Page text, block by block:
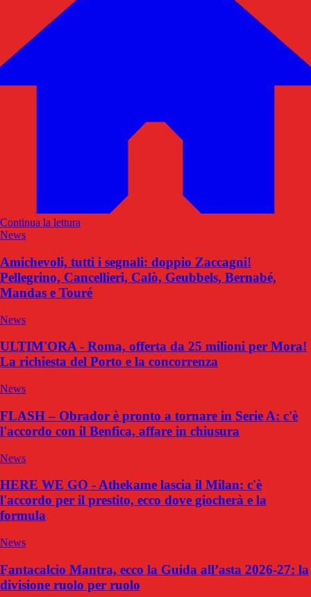
Continua la lettura
News
Amichevoli, tutti i segnali: doppio Zaccagni!
Pellegrino, Cancellieri, Calò, Geubbels, Bernabé,
Mandas e Touré
News
ULTIM'ORA - Roma, offerta da 25 milioni per Mora!
La richiesta del Porto e la concorrenza
News
FLASH – Obrador è pronto a tornare in Serie A: c'è
l'accordo con il Benfica, affare in chiusura
News
HERE WE GO - Athekame lascia il Milan: c'è
l'accordo per il prestito, ecco dove giocherà e la
formula
News
Fantacalcio Mantra, ecco la Guida all’asta 2026-27: la
divisione ruolo per ruolo